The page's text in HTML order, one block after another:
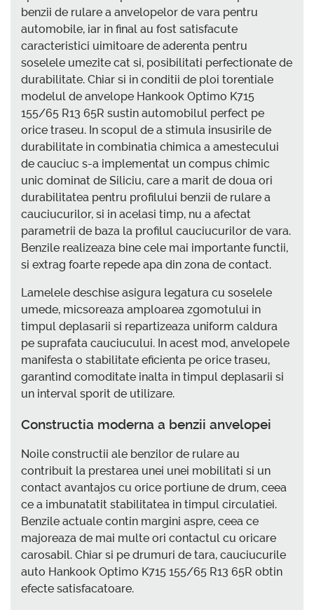
benzii de rulare a anvelopelor de vara pentru
automobile, iar in final au fost satisfacute
caracteristici uimitoare de aderenta pentru
soselele umezite cat si, posibilitati perfectionate de
durabilitate. Chiar si in conditii de ploi torentiale
modelul de anvelope Hankook Optimo K715
155/65 R13 65R sustin automobilul perfect pe
orice traseu. In scopul de a stimula insusirile de
durabilitate in combinatia chimica a amestecului
de cauciuc s-a implementat un compus chimic
unic dominat de Siliciu, care a marit de doua ori
durabilitatea pentru profilului benzii de rulare a
cauciucurilor, si in acelasi timp, nu a afectat
parametrii de baza la profilul cauciucurilor de vara.
Benzile realizeaza bine cele mai importante functii,
si extrag foarte repede apa din zona de contact.
Lamelele deschise asigura legatura cu soselele
umede, micsoreaza amploarea zgomotului in
timpul deplasarii si repartizeaza uniform caldura
pe suprafata cauciucului. In acest mod, anvelopele
manifesta o stabilitate eficienta pe orice traseu,
garantind comoditate inalta in timpul deplasarii si
un interval sporit de utilizare.
Constructia moderna a benzii anvelopei
Noile constructii ale benzilor de rulare au
contribuit la prestarea unei unei mobilitati si un
contact avantajos cu orice portiune de drum, ceea
ce a imbunatatit stabilitatea in timpul circulatiei.
Benzile actuale contin margini aspre, ceea ce
majoreaza de mai multe ori contactul cu oricare
carosabil. Chiar si pe drumuri de tara, cauciucurile
auto Hankook Optimo K715 155/65 R13 65R obtin
efecte satisfacatoare.